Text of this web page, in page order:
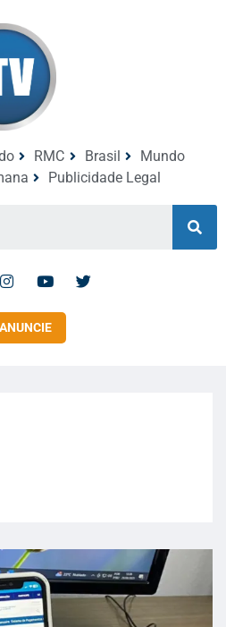
RMC Brasil
Mundo
Publicidade Legal
ANUNCIE